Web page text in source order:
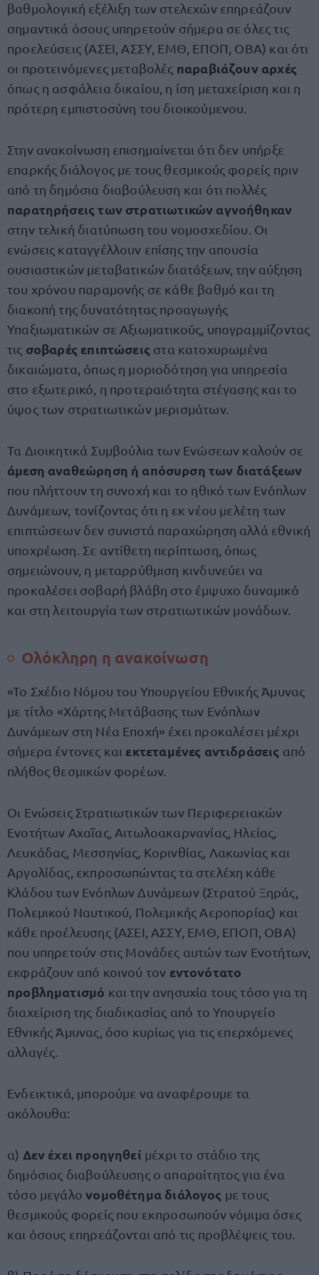
βαθμολογική εξέλιξη των στελεχών επηρεάζουν
σημαντικά όσους υπηρετούν σήμερα σε όλες τις
προελεύσεις (ΑΣΕΙ, ΑΣΣΥ, ΕΜΘ, ΕΠΟΠ, ΟΒΑ) και ότι
οι προτεινόμενες μεταβολές παραβιάζουν αρχές
όπως η ασφάλεια δικαίου, η ίση μεταχείριση και η
πρότερη εμπιστοσύνη του διοικούμενου.
Στην ανακοίνωση επισημαίνεται ότι δεν υπήρξε
επαρκής διάλογος με τους θεσμικούς φορείς πριν
από τη δημόσια διαβούλευση και ότι πολλές
παρατηρήσεις των στρατιωτικών αγνοήθηκαν
στην τελική διατύπωση του νομοσχεδίου. Οι
ενώσεις καταγγέλλουν επίσης την απουσία
ουσιαστικών μεταβατικών διατάξεων, την αύξηση
του χρόνου παραμονής σε κάθε βαθμό και τη
διακοπή της δυνατότητας προαγωγής
Υπαξιωματικών σε Αξιωματικούς, υπογραμμίζοντας
τις σοβαρές επιπτώσεις στα κατοχυρωμένα
δικαιώματα, όπως η μοριοδότηση για υπηρεσία
στο εξωτερικό, η προτεραιότητα στέγασης και το
ύψος των στρατιωτικών μερισμάτων.
Τα Διοικητικά Συμβούλια των Ενώσεων καλούν σε
άμεση αναθεώρηση ή απόσυρση των διατάξεων
που πλήττουν τη συνοχή και το ηθικό των Ενόπλων
Δυνάμεων, τονίζοντας ότι η εκ νέου μελέτη των
επιπτώσεων δεν συνιστά παραχώρηση αλλά εθνική
υποχρέωση. Σε αντίθετη περίπτωση, όπως
σημειώνουν, η μεταρρύθμιση κινδυνεύει να
προκαλέσει σοβαρή βλάβη στο έμψυχο δυναμικό
και στη λειτουργία των στρατιωτικών μονάδων.
Ολόκληρη η ανακοίνωση
«Το Σχέδιο Νόμου του Υπουργείου Εθνικής Άμυνας
με τίτλο «Χάρτης Μετάβασης των Ενόπλων
Δυνάμεων στη Νέα Εποχή» έχει προκαλέσει μέχρι
σήμερα έντονες και εκτεταμένες αντιδράσεις από
πλήθος θεσμικών φορέων.
Οι Ενώσεις Στρατιωτικών των Περιφερειακών
Ενοτήτων Αχαΐας, Αιτωλοακαρνανίας, Ηλείας,
Λευκάδας, Μεσσηνίας, Κορινθίας, Λακωνίας και
Αργολίδας, εκπροσωπώντας τα στελέχη κάθε
Κλάδου των Ενόπλων Δυνάμεων (Στρατού Ξηράς,
Πολεμικού Ναυτικού, Πολεμικής Αεροπορίας) και
κάθε προέλευσης (ΑΣΕΙ, ΑΣΣΥ, ΕΜΘ, ΕΠΟΠ, ΟΒΑ)
που υπηρετούν στις Μονάδες αυτών των Ενοτήτων,
εκφράζουν από κοινού τον εντονότατο
προβληματισμό και την ανησυχία τους τόσο για τη
διαχείριση της διαδικασίας από το Υπουργείο
Εθνικής Άμυνας, όσο κυρίως για τις επερχόμενες
αλλαγές.
Ενδεικτικά, μπορούμε να αναφέρουμε τα
ακόλουθα:
α) Δεν έχει προηγηθεί μέχρι το στάδιο της
δημόσιας διαβούλευσης ο απαραίτητος για ένα
τόσο μεγάλονομοθέτημα διάλογος με τους
θεσμικούς φορείς που εκπροσωπούν νόμιμα όσες
και όσους επηρεάζονται από τις προβλέψεις του.